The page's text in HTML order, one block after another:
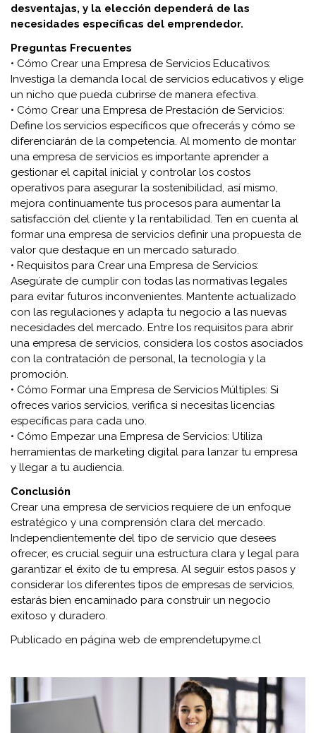
desventajas, y la elección dependerá de las
necesidades específicas del emprendedor.
Preguntas Frecuentes
• Cómo Crear una Empresa de Servicios Educativos:
Investiga la demanda local de servicios educativos y elige
un nicho que pueda cubrirse de manera efectiva.
• Cómo Crear una Empresa de Prestación de Servicios:
Define los servicios específicos que ofrecerás y cómo se
diferenciarán de la competencia. Al momento de montar
una empresa de servicios es importante aprender a
gestionar el capital inicial y controlar los costos
operativos para asegurar la sostenibilidad, así mismo,
mejora continuamente tus procesos para aumentar la
satisfacción del cliente y la rentabilidad. Ten en cuenta al
formar una empresa de servicios definir una propuesta de
valor que destaque en un mercado saturado.
• Requisitos para Crear una Empresa de Servicios:
Asegúrate de cumplir con todas las normativas legales
para evitar futuros inconvenientes. Mantente actualizado
con las regulaciones y adapta tu negocio a las nuevas
necesidades del mercado. Entre los requisitos para abrir
una empresa de servicios, considera los costos asociados
con la contratación de personal, la tecnología y la
promoción.
• Cómo Formar una Empresa de Servicios Múltiples: Si
ofreces varios servicios, verifica si necesitas licencias
específicas para cada uno.
• Cómo Empezar una Empresa de Servicios: Utiliza
herramientas de marketing digital para lanzar tu empresa
y llegar a tu audiencia.
Conclusión
Crear una empresa de servicios requiere de un enfoque
estratégico y una comprensión clara del mercado.
Independientemente del tipo de servicio que desees
ofrecer, es crucial seguir una estructura clara y legal para
garantizar el éxito de tu empresa. Al seguir estos pasos y
considerar los diferentes tipos de empresas de servicios,
estarás bien encaminado para construir un negocio
exitoso y duradero.
Publicado en página web de emprendetupyme.cl